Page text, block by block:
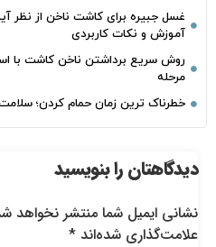
غسل جبیره برای کاشت ناخن از نظر آیت
آموزش و نکات کاربردی
روش سریع برداشتن ناخن کاشت با
مرحله
خطرناک‌ ترین زمان‌ حمام کردن؛ سلامت
دیدگاهتان را بنویسید
نشانی ایمیل شما منتشر نخواهد شد.
علامت‌گذاری شده‌اند*